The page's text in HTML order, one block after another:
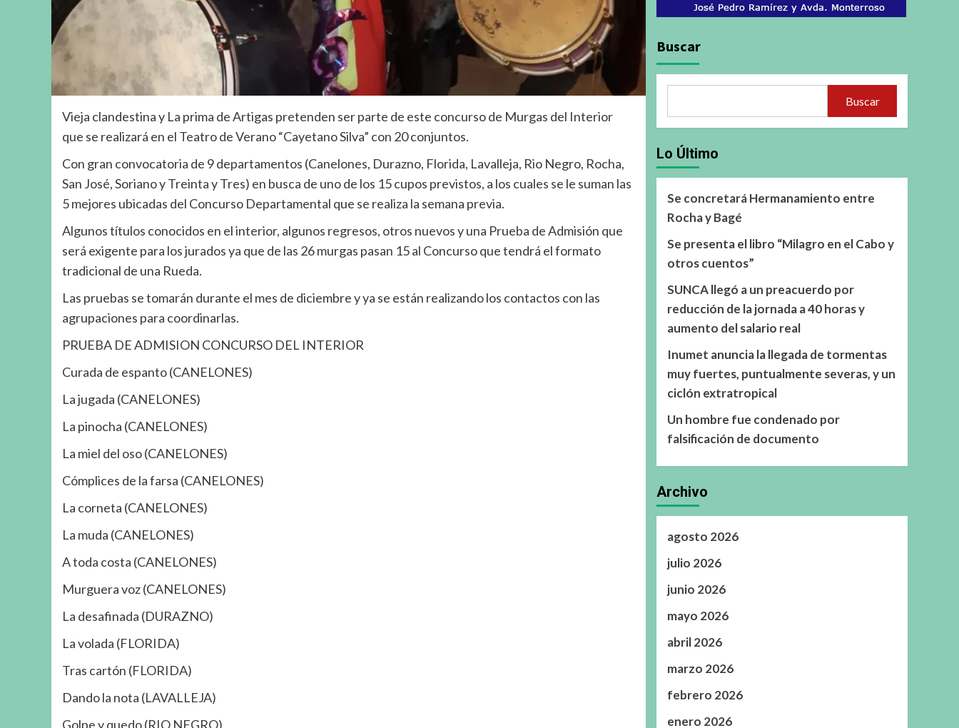
Vieja clandestina y La prima de Artigas pretenden ser parte de este concurso de Murgas del Interior
que se realizará en el Teatro de Verano “Cayetano Silva” con 20 conjuntos.
Con gran convocatoria de 9 departamentos (Canelones, Durazno, Florida, Lavalleja, Rio Negro, Rocha,
San José, Soriano y Treinta y Tres) en busca de uno de los 15 cupos previstos, a los cuales se le suman las
5 mejores ubicadas del Concurso Departamental que se realiza la semana previa.
Algunos títulos conocidos en el interior, algunos regresos, otros nuevos y una Prueba de Admisión que
será exigente para los jurados ya que de las 26 murgas pasan 15 al Concurso que tendrá el formato
tradicional de una Rueda.
Las pruebas se tomarán durante el mes de diciembre y ya se están realizando los contactos con las
agrupaciones para coordinarlas.
PRUEBA DE ADMISION CONCURSO DEL INTERIOR
Curada de espanto (CANELONES)
La jugada (CANELONES)
La pinocha (CANELONES)
La miel del oso (CANELONES)
Cómplices de la farsa (CANELONES)
La corneta (CANELONES)
La muda (CANELONES)
A toda costa (CANELONES)
Murguera voz (CANELONES)
La desafinada (DURAZNO)
La volada (FLORIDA)
Tras cartón (FLORIDA)
Dando la nota (LAVALLEJA)
Golpe y quedo (RIO NEGRO)
Buscar
Buscar
Lo Último
Se concretará Hermanamiento entre
Rocha y Bagé
Se presenta el libro “Milagro en el Cabo y
otros cuentos”
SUNCA llegó a un preacuerdo por
reducción de la jornada a 40 horas y
aumento del salario real
Inumet anuncia la llegada de tormentas
muy fuertes, puntualmente severas, y un
ciclón extratropical
Un hombre fue condenado por
falsificación de documento
Archivo
agosto 2026
julio 2026
junio 2026
mayo 2026
abril 2026
marzo 2026
febrero 2026
enero 2026